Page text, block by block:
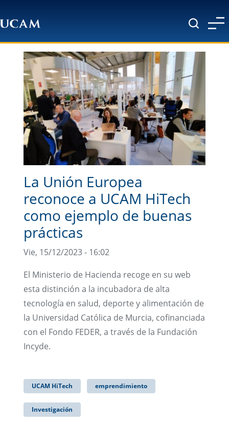
La Unión Europea
reconoce a UCAM HiTech
como ejemplo de buenas
prácticas
Vie, 15/12/2023 - 16:02
El Ministerio de Hacienda recoge en su web
esta distinción a la incubadora de alta
tecnología en salud, deporte y alimentación de
la Universidad Católica de Murcia, cofinanciada
con el Fondo FEDER, a través de la Fundación
Incyde.
UCAM HiTech emprendimiento
Investigación